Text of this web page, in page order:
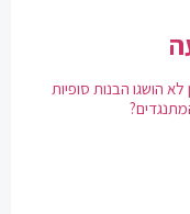
הושגו הבנות סופיות